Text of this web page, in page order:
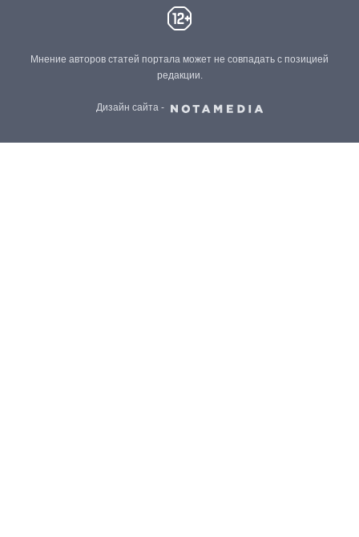
Мнение авторов статей портала может не совпадать с позицией
редакции.
Дизайн сайта -